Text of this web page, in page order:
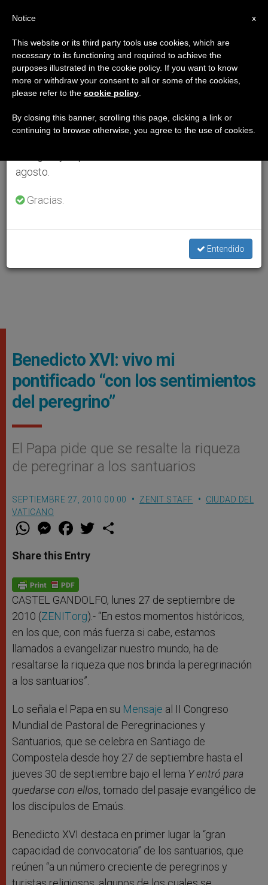
Benedicto XVI: vivo mi
pontificado “con los sentimientos
del peregrino”
El Papa pide que se resalte la riqueza
de peregrinar a los santuarios
SEPTIEMBRE 27, 2010 00:00 ZENIT STAFF
CIUDAD DEL
VATICANO
W
t
s
p
p
M
e
s
e
g
e
r
F
a
e
b
o
k
w
Share this Entry
CASTEL GANDOLFO, lunes 27 de septiembre de
2010 (ZENIT.org).- “En estos momentos históricos,
en los que, con más fuerza si cabe, estamos
llamados a evangelizar nuestro mundo, ha de
resaltarse la riqueza que nos brinda la peregrinación
a los santuarios”.
Lo señala el Papa en su Mensaje al II Congreso
Mundial de Pastoral de Peregrinaciones y
Santuarios, que se celebra en Santiago de
Compostela desde hoy 27 de septiembre hasta el
jueves 30 de septiembre bajo el lema Y entró para
quedarse con ellos, tomado del pasaje evangélico de
los discípulos de Emaús.
Benedicto XVI destaca en primer lugar la “gran
capacidad de convocatoria” de los santuarios, que
reúnen “a un número creciente de peregrinos y
×
Aviso importante
Del 27 de julio al 7 de agosto haremos la pausa
anual, aprovechando que en el periodo de verano
se generan menos informaciones y también el
agosto.
Gracias.
Entendido
x
Notice
This website or its third party tools use cookies, which are
necessary to its functioning and required to achieve the
purposes illustrated in the cookie policy. If you want to know
more or withdraw your consent to all or some of the cookies,
please refer to the cookie policy
By closing this banner, scrolling this page, clicking a link or
continuing to browse otherwise, you agree to the use of cookies.